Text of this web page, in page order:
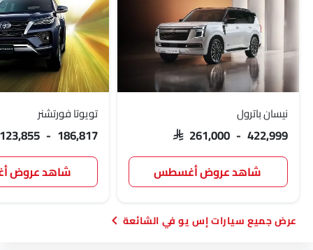
نيسان باترول
SAR 261,000 - 422,999
شاهد عروض أغسطس
تويوتا فورتشنر
123,855 - 186,817
شاهد عروض
سيارات إس يو في الشائعة